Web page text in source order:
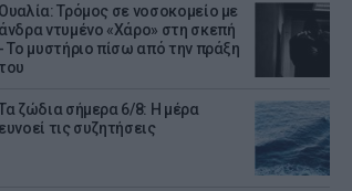
Ουαλία: Τρόμος σε νοσοκομείο με
άνδρα ντυμένο «Χάρο» στη σκεπή
- Το μυστήριο πίσω από την πράξη
του
ζώδια σήμερα 6/8: Η μέρα
ευνοεί τις συζητήσεις